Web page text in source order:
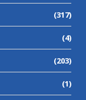
(317)
(4)
(203)
(1)